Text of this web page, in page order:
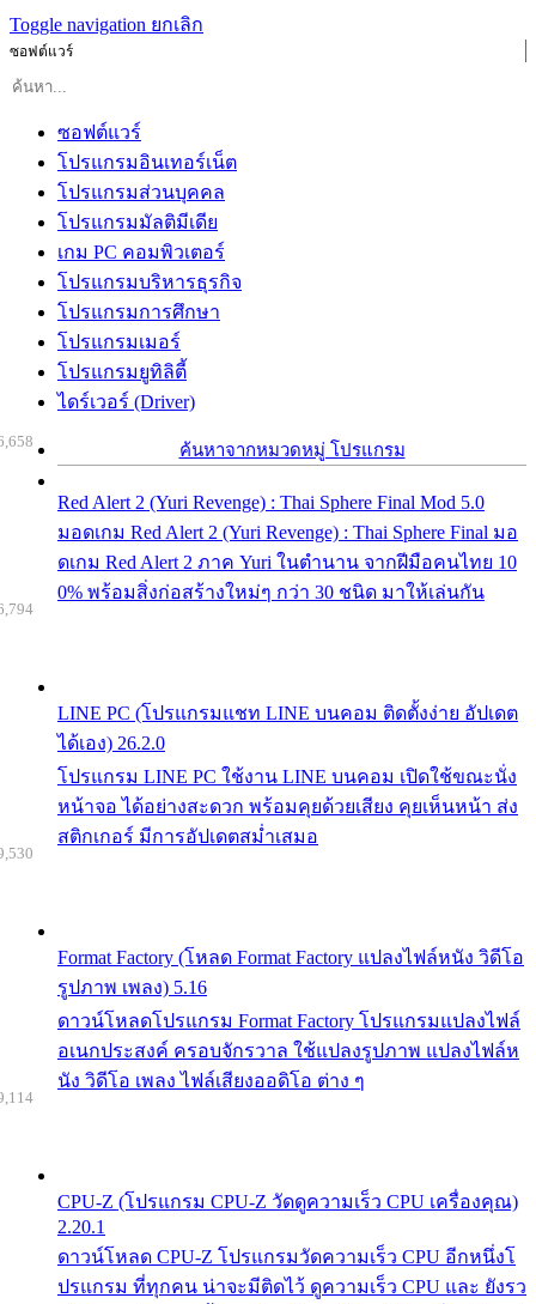
Toggle navigation ยกเลิก
ซอฟต์แวร์
ซอฟต์แวร์
โปรแกรมอินเทอร์เน็ต
โปรแกรมส่วนบุคคล
โปรแกรมมัลติมีเดีย
เกม PC คอมพิวเตอร์
โปรแกรมบริหารธุรกิจ
โปรแกรมการศึกษา
โปรแกรมเมอร์
โปรแกรมยูทิลิตี้
ไดร์เวอร์ (Driver)
ค้นหาจากหมวดหมู่ โปรแกรม
Red Alert 2 (Yuri Revenge) : Thai Sphere Final Mod 5.0
มอดเกม Red Alert 2 (Yuri Revenge) : Thai Sphere Final มอ
ดเกม Red Alert 2 ภาค Yuri ในตำนาน จากฝีมือคนไทย 10
0% พร้อมสิ่งก่อสร้างใหม่ๆ กว่า 30 ชนิด มาให้เล่นกัน
LINE PC (โปรแกรมแชท LINE บนคอม ติดตั้งง่าย อัปเดต
ได้เอง) 26.2.0
โปรแกรม LINE PC ใช้งาน LINE บนคอม เปิดใช้ขณะนั่ง
หน้าจอ ได้อย่างสะดวก พร้อมคุยด้วยเสียง คุยเห็นหน้า ส่ง
สติกเกอร์ มีการอัปเดตสม่ำเสมอ
Format Factory (โหลด Format Factory แปลงไฟล์หนัง วิดีโอ
รูปภาพ เพลง) 5.16
ดาวน์โหลดโปรแกรม Format Factory โปรแกรมแปลงไฟล์
อเนกประสงค์ ครอบจักรวาล ใช้แปลงรูปภาพ แปลงไฟล์ห
นัง วิดีโอ เพลง ไฟล์เสียงออดิโอ ต่าง ๆ
CPU-Z (โปรแกรม CPU-Z วัดดูความเร็ว CPU เครื่องคุณ)
2.20.1
ดาวน์โหลด CPU-Z โปรแกรมวัดความเร็ว CPU อีกหนึ่งโ
ปรแกรม ที่ทุกคน น่าจะมีติดไว้ ดูความเร็ว CPU และ ยังรว